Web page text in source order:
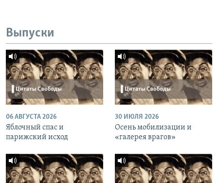
Выпуски
06 АВГУСТА 2026
Яблочный спас и
парижский исход
30 ИЮЛЯ 2026
Осень мобилизации и
«галерея врагов»